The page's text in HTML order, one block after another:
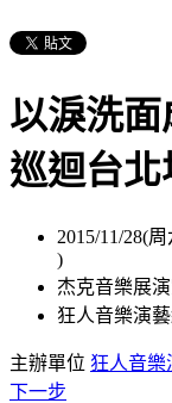
以淚洗面
巡迴台
2015/11/28(
)
杰克音樂展
狂人音樂演
主辦單位 狂人音樂
下一步